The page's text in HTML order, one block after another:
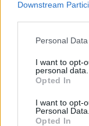
Downstream
Please note that
not limited to your
grant or deny
use your data for
consent section.
Personal
I want to opt-
personal data.
Opted In
I want to opt-
Personal Data.
Opted In
μεροκάματο το